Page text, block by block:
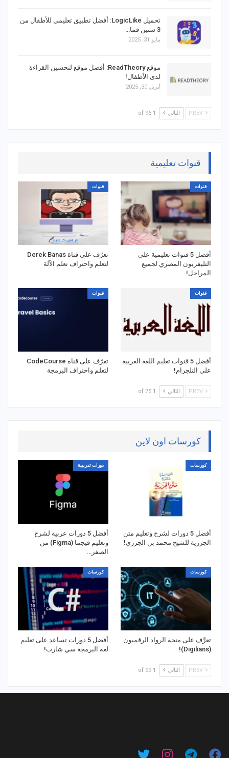
تحميل LogicLike: أفضل تطبيق تعليمي للأطفال من
3 سنين فما…
مايو 31, 2025
موقع ReadTheory: أفضل موقع لتحسين القراءة
لدى الأطفال!
أبريل 30, 2025
التالي 1 of 96
قنوات تعليمية
قنوات
أفضل 5 قنوات تعليمية على
التليفزيون المصري لجميع
المراحل!
قنوات
تعرّف على قناة Derek Banas
لتعلم واحتراف تعلم الآلة
قنوات
أفضل 5 قنوات تعليم اللغة العربية
على التلجرام!
قنوات
تعرّف على قناة CodeCourse
لتعلم واحتراف البرمجة
التالي 1 of 75
كورسات اون لاين
كورسات
أفضل 5 دورات لشرح وتعليم متن
الجزرية للشيخ محمد بن الجزري!
دورات تدريبية
أفضل 5 دورات عربية لشرح
وتعليم فيجما (Figma) من
الصفر…
كورسات
تعرَّف على منحة الرواد الرقميون
(Digilians)!
كورسات
أفضل 5 دورات تساعد على تعليم
لغة البرمجة سي شارب!
التالي 1 of 99